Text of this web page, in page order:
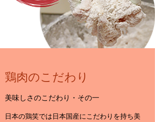
​鶏肉のこだわり
美味しさのこだわり・その一
日本の鶏笑では日本国産にこだわりを持ち美